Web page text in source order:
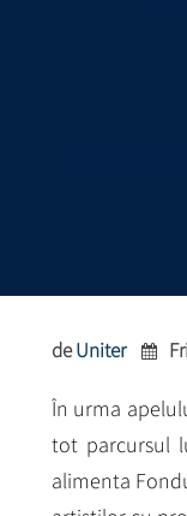
deUniter
În urma
tot parcursul
alimenta